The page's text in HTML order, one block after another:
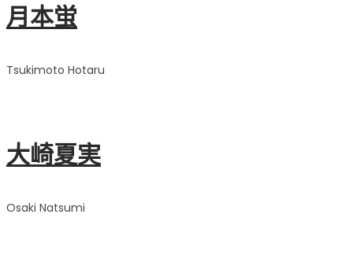
月本蛍
Tsukimoto Hotaru
大崎夏実
Osaki Natsumi